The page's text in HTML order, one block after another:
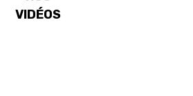
VIDÉOS